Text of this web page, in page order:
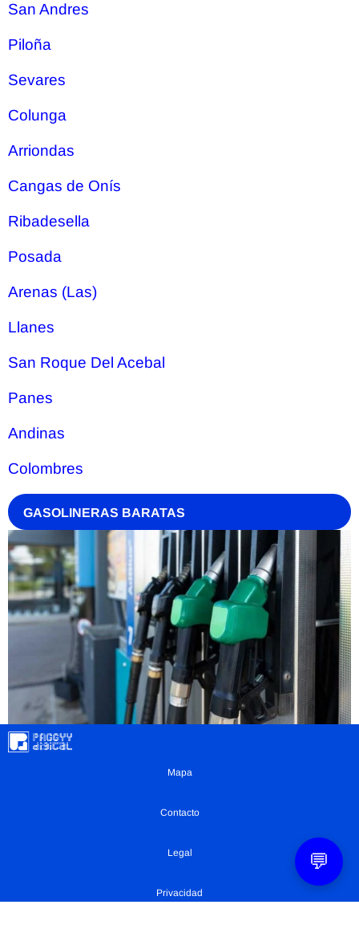
San Andres
Piloña
Sevares
Colunga
Arriondas
Cangas de Onís
Ribadesella
Posada
Arenas (Las)
Llanes
San Roque Del Acebal
Panes
Andinas
Colombres
GASOLINERAS BARATAS
Mapa
Contacto
Legal
Privacidad
💬